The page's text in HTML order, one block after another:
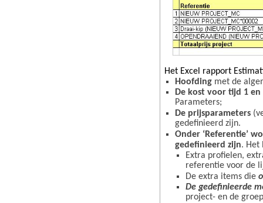
Het Excel rapport
Hoofding met de
De kost voor tijd 1
Parameters;
De prijsparameters
gedefinieerd zijn.
Onder ‘Referentie’
gedefinieerd zijn. Het
Extra profielen,
referentie voor de
De extra items die
De gedefinieerde
project- en de